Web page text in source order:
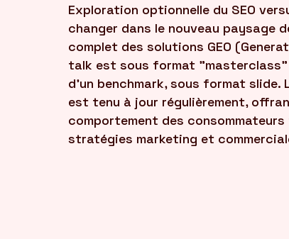
Exploration optionnelle du SEO
changer dans le nouveau paysage
complet des solutions GEO
talk est sous format
d'un benchmark, sous format
est tenu à jour régulièrement,
comportement des
stratégies marketing et